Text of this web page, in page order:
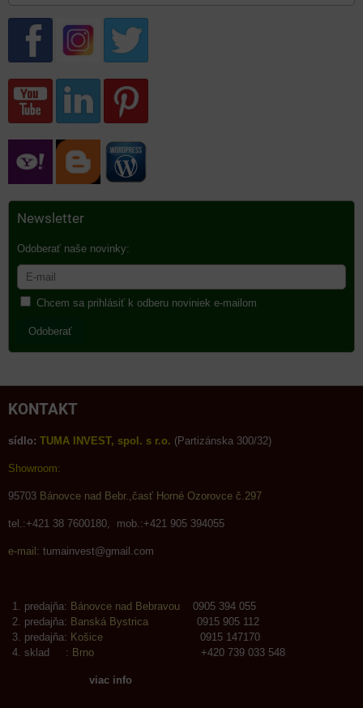
Newsletter
Odoberať naše novinky:
Chcem sa prihlásiť k odberu noviniek e-mailom
Odoberať
KONTAKT
sídlo: TUMA INVEST, spol. s r.o. (Partizánska 300/32)
Showroom:
95703 Bánovce nad Bebr.,časť Horné Ozorovce č.297
tel.:+421 38 7600180, mob.:+421 905 394055
e-mail: tumainvest@gmail.com
predajňa: Bánovce nad Bebravou 0905 394 055
predajňa: Banská Bystrica 0915 905 112
predajňa: Košice 0915 147170
sklad : Brno +420 739 033 548
viac info